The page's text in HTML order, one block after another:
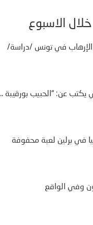
خلال الأسبوع
الإرهاب في تونس /دراسة/
يكتب عن: “الحبيب بورقيبة ..
في برلين لعبة محفوفة
وفي الواقع